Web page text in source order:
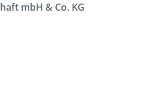
mbH & Co. KG